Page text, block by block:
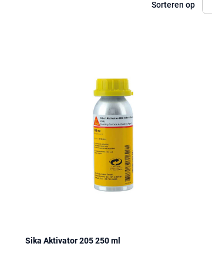
Sorteren op
Sika Aktivator 205 250 ml